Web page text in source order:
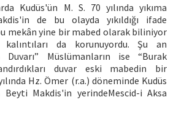
Kudüs'ün M. S. 70 yılında yıkıma
de bu olayda yıkıldığı ifade
mekân yine bir mabed olarak biliniyor
da korunuyordu. Şu an
Duvarı” Müslümanların ise “Burak
duvar eski mabedin bir
yılında Hz. Ömer (r.a.) döneminde Kudüs
Makdis'in yerindeMescid-i Aksa